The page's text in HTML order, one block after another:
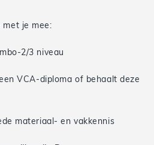
met je mee:
2/3 niveau
VCA-diploma of behaalt deze
materiaal- en vakkennis